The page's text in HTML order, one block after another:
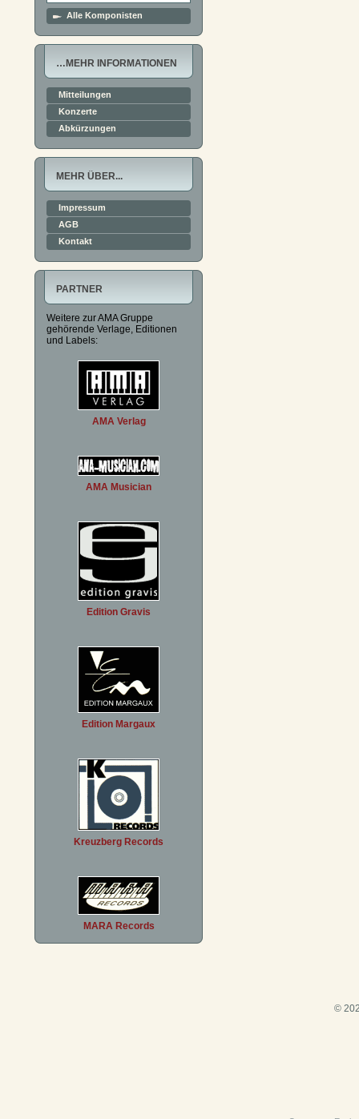
Alle Komponisten
…MEHR INFORMATIONEN
Mitteilungen
Konzerte
Abkürzungen
MEHR ÜBER...
Impressum
AGB
Kontakt
PARTNER
Weitere zur AMA Gruppe
gehörende Verlage, Editionen
und Labels:
AMA Verlag
AMA Musician
Edition Gravis
Edition Margaux
Kreuzberg Records
MARA Records
©